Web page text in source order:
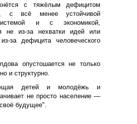
с тяжёлым дефицитом
с всё менее устойчивой
и с экономикой,
не из-за нехватки идей или
за дефицита человеческого
опустошается не только
и структурно.
детей и молодёжь и
не просто население —
будущее".